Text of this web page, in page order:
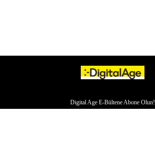
Digital Age E-Bültene Abone Olun!